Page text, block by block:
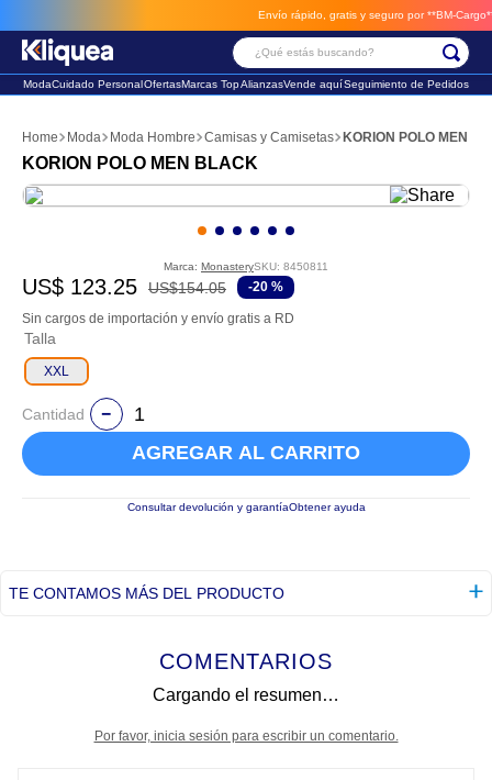
Envío rápido, gratis y seguro por **BM-Cargo**
¿Qué estás buscando?
ModaCuidado PersonalOfertasMarcas TopAlianzasVende aquíSeguimiento de Pedidos
Moda Moda Hombre Camisas y Camisetas KORION POLO MEN
KORION POLO MEN BLACK
Marca: MonasterySKU: 8450811
US$ 123.25 US$154.05 -20 %
Sin cargos de importación y envío gratis a RD
Talla
XXL
Cantidad
AGREGAR AL CARRITO
Consultar devolución y garantíaObtener ayuda
TE CONTAMOS MÁS DEL PRODUCTO
COMENTARIOS
Cargando el resumen…
Por favor, inicia sesión para escribir un comentario.
2. sandalia